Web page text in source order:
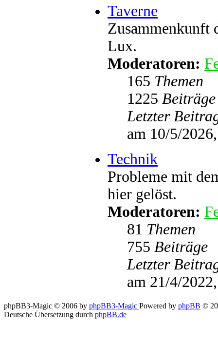
Taverne
Zusammenkunft
Lux.
Moderatoren:
165 Themen
1225 Beiträge
Letzter
am 10/5/
Technik
Probleme mit
hier gelöst.
Moderatoren:
81 Themen
755 Beiträge
Letzter
am 21/4/
phpBB3-Magic © 2006 by phpBB3-Magic Powered by phpBB ©
Deutsche Übersetzung durch phpBB.de